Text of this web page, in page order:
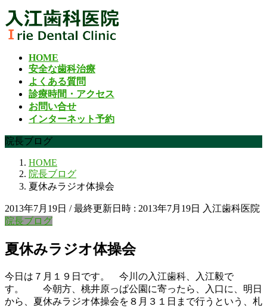
コ
ン
テ
ナ
ビ
ゲ
HOME
安全な歯科治療
よくある質問
診療時間・アクセス
お問い合せ
インターネット予約
院長ブログ
HOME
院長ブログ
夏休みラジオ体操会
2013年7月19日 / 最終更新日時 : 2013年7月19日
入江歯科医院
院長ブログ
夏休みラジオ体操会
今日は７月１９日です。 今川の入江歯科、入江毅で
す。 今朝方、桃井原っぱ公園に寄ったら、入口に、明日
から、夏休みラジオ体操会を８月３１日まで行うという、札